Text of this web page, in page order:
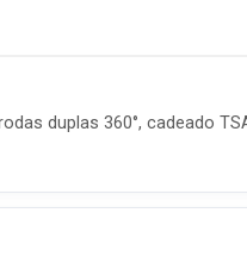
duplas 360°, cadeado